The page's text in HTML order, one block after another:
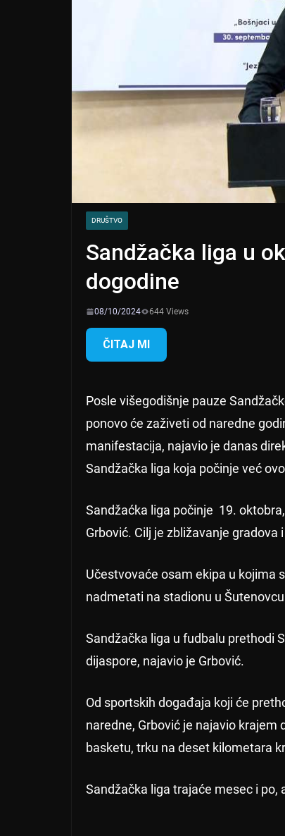
DRUŠTVO
Sandžačka liga u
dogodine
08/10/2024 644 Views
ČITAJ MI
Posle višegodišnje pauze
ponovo će zaživeti od naredne
manifestacija, najavio je danas
Sandžačka liga koja počinje već
Sandžaćka liga počinje 19.
Grbović. Cilj je zbližavanje
Učestvovaće osam ekipa u kojima
nadmetati na stadionu u
Sandžačka liga u fudbalu prethodi
dijaspore, najavio je Grbović.
Od sportskih događaja koji će
naredne, Grbović je najavio
basketu, trku na deset kilometara
Sandžačka liga trajaće mesec i